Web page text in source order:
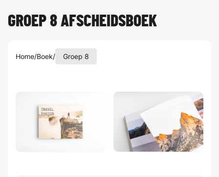
GROEP 8 AFSCHEIDSBOEK
Home/Boek/ Groep 8